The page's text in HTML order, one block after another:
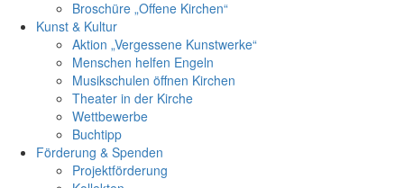
Broschüre „Offene Kirchen“
Kunst & Kultur
Aktion „Vergessene Kunstwerke“
Menschen helfen Engeln
Musikschulen öffnen Kirchen
Theater in der Kirche
Wettbewerbe
Buchtipp
Förderung & Spenden
Projektförderung